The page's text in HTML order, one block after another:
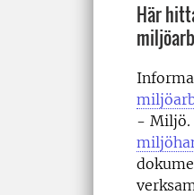
Här
- Miljö.